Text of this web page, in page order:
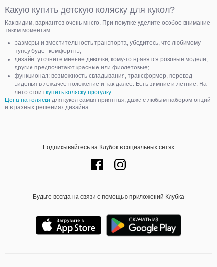
Какую купить детскую коляску для кукол?
Как видим, вариантов очень много. При покупке уделите особое внимание
таким моментам:
размеры и вместительность транспорта, убедитесь, что любимому
пупсу будет комфортно;
дизайн: уточните мнение девочки, кому-то нравятся розовые модели,
другие предпочитают красные или фиолетовые;
функционал: возможность складывания, трансформер, перевод
сиденья в лежачее положение и так далее. Есть зимние и летние. На
лето стоит купить коляску прогулку
Цена на коляски для кукол самая приятная, даже с любым набором опций
и в разных решениях дизайна.
Подписывайтесь на Клубок в социальных сетях
Будьте всегда на связи с помощью приложений Клубка